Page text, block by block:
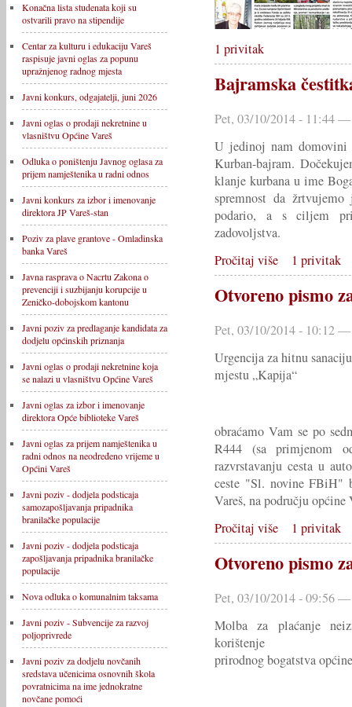
Konačna lista studenata koji su
ostvarili pravo na stipendije
Centar za kulturu i edukaciju Vareš
raspisuje javni oglas za popunu
upražnjenog radnog mjesta
Javni konkurs, odgajatelji, juni 2026
Javni oglas o prodaji nekretnine u
vlasništvu Općine Vareš
Odluka o poništenju Javnog oglasa za
prijem namještenika u radni odnos
Javni konkurs za izbor i imenovanje
direktora JP Vareš-stan
Poziv za plave grantove - Omladinska
banka Vareš
Javna rasprava o Nacrtu Zakona o
prevenciji i suzbijanju korupcije u
Zeničko-dobojskom kantonu
Javni poziv za predlaganje kandidata za
dodjelu općinskih priznanja
Javni oglas o prodaji nekretnine koja
se nalazi u vlasništvu Općine Vareš
Javni oglas za izbor i imenovanje
direktora Opće biblioteke Vareš
Javni oglas za prijem namještenika u
radni odnos na neodređeno vrijeme u
Općini Vareš
Javni poziv - dodjela podsticaja
samozapošljavanja pripadnika
branilačke populacije
Javni poziv - dodjela podsticaja
zapošljavanja pripadnika branilačke
populacije
Nova odluka o komunalnim taksama
Javni poziv - Subvencije za razvoj
poljoprivrede
Javni poziv za dodjelu novčanih
sredstava učenicima osnovnih škola
povratnicima na ime jednokratne
novčane pomoći
1 privitak
Bajramska
Pet, 03/10/2014 - 11:44
U jedinoj nam domovini
Kurban-bajram.
klanje kurbana u ime
spremnost da
podario, a s ciljem
zadovoljstva.
Pročitaj više
1 privitak
Otvoreno pismo
Pet, 03/10/2014 - 10:12
Urgencija za hitnu
mjestu „Kapija“
obraćamo Vam se po
R444 (sa primjenom
razvrstavanju cesta u
ceste "Sl. novine FBiH"
Vareš, na području
Pročitaj više
1 privitak
Otvoreno pismo
Pet, 03/10/2014 - 09:56
Molba za plaćanje
korištenje
prirodnog bogatstva